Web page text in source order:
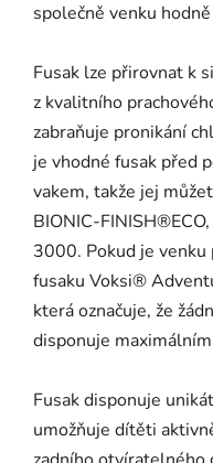
společně venku hodně
Fusak lze přirovnat k
z kvalitního
zabraňuje pronikání
je vhodné fusak před
vakem, takže jej
BIONIC-
3000. Pokud je
fusaku Voksi®
která označuje, že
disponuje
Fusak disponuje
umožňuje dítěti